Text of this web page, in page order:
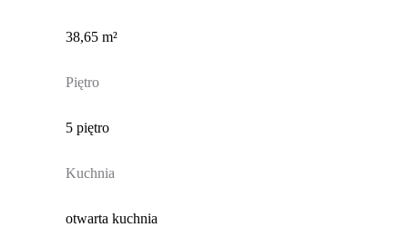
38,65 m²
Piętro
5 piętro
Kuchnia
otwarta kuchnia